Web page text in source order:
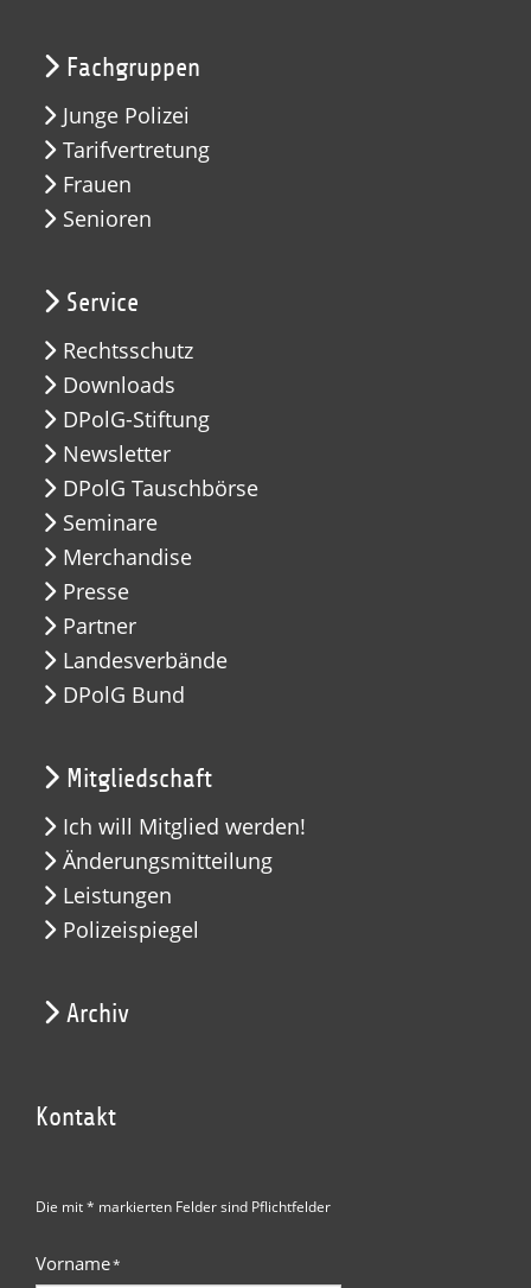
Fachgruppen
Junge Polizei
Tarifvertretung
Frauen
Senioren
Service
Rechtsschutz
Downloads
DPolG-Stiftung
Newsletter
DPolG Tauschbörse
Seminare
Merchandise
Presse
Partner
Landesverbände
DPolG Bund
Mitgliedschaft
Ich will Mitglied werden!
Änderungsmitteilung
Leistungen
Polizeispiegel
Archiv
Kontakt
Die mit * markierten Felder sind Pflichtfelder
Vorname*